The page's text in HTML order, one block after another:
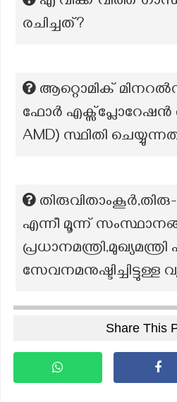
രചിച്ചത്?
ആറ്റൊമിക്
ഫോർ എക്സ്പ്ലോറേഷൻ
AMD) സ്ഥിതി
എന്നീ മൂന്ന്
സേവനമനുഷ്ടിച്ചിട്ടുള്ള
Share This